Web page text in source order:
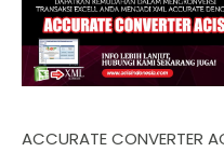
ACCURATE